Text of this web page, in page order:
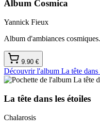
Album Cosmica
Yannick Fieux
Album d'ambiances
9.90 €
Découvrir l'album La tête dans
La tête dans les étoiles
Chalarosis